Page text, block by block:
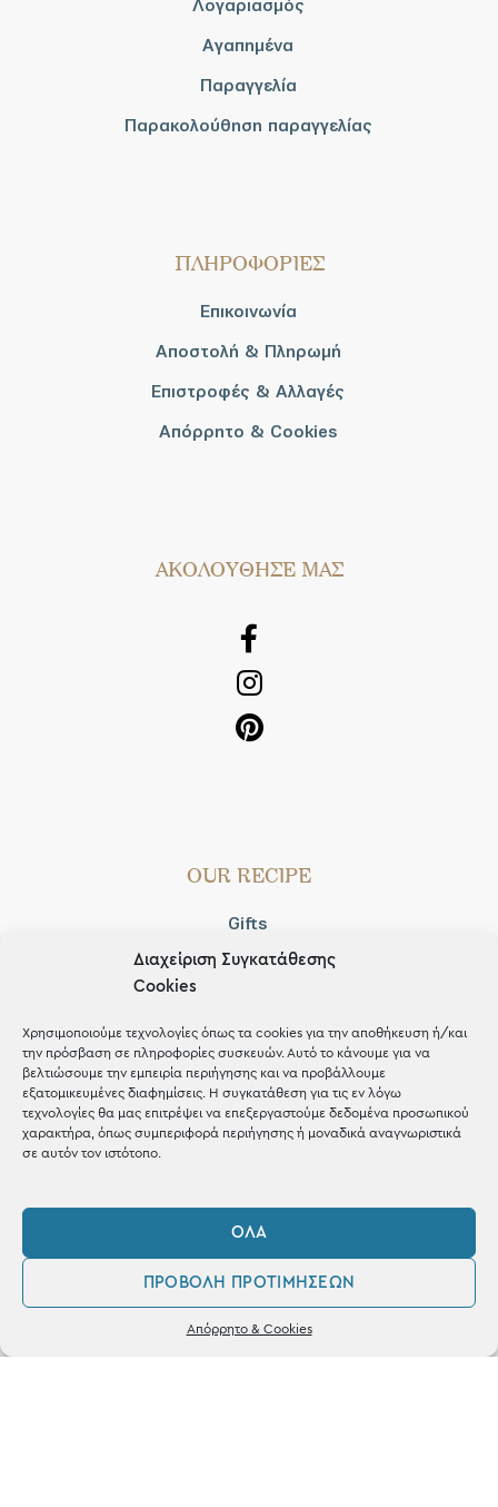
Διαχείριση Συγκατάθεσης
Cookies
Χρησιμοποιούμε τεχνολογίες όπως τα cookies για την αποθήκευση ή/και
την πρόσβαση σε πληροφορίες συσκευών. Αυτό το κάνουμε για να
βελτιώσουμε την εμπειρία περιήγησης και να προβάλλουμε
εξατομικευμένες διαφημίσεις. Η συγκατάθεση για τις εν λόγω
τεχνολογίες θα μας επιτρέψει να επεξεργαστούμε δεδομένα προσωπικού
χαρακτήρα, όπως συμπεριφορά περιήγησης ή μοναδικά αναγνωριστικά
σε αυτόν τον ιστότοπο.
ΌΛΑ
ΠΡΟΒΟΛΉ ΠΡΟΤΙΜΉΣΕΩΝ
Απόρρητο & Cookies
Λογαριασμός
Αγαπημένα
Παραγγελία
Παρακολούθηση παραγγελίας
ΠΛΗΡΟΦΟΡΙΕΣ
Επικοινωνία
Αποστολή & Πληρωμή
Επιστροφές & Αλλαγές
Απόρρητο & Cookies
AΚΟΛΟΥΘΗΣΕ ΜΑΣ
OUR RECIPE
Gifts
Μέχρι 30€
Shop the look
Σταθά 17, 38221 Βόλος
2421 217300
Δευ / Τετ / Σαβ: 09:00 - 15:00
Φίλτρα
0